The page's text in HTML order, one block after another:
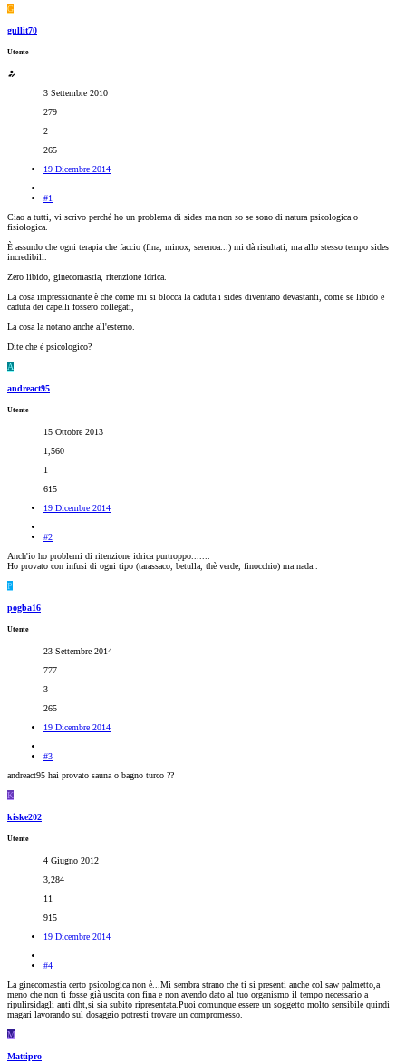
G
gullit70
Utente
3 Settembre 2010
279
2
265
19 Dicembre 2014
#1
Ciao a tutti, vi scrivo perché ho un problema di sides ma non so se sono di natura psicologica o
fisiologica.
È assurdo che ogni terapia che faccio (fina, minox, serenoa...) mi dà risultati, ma allo stesso tempo sides
incredibili.
Zero libido, ginecomastia, ritenzione idrica.
La cosa impressionante è che come mi si blocca la caduta i sides diventano devastanti, come se libido e
caduta dei capelli fossero collegati,
La cosa la notano anche all'esterno.
Dite che è psicologico?
A
andreact95
Utente
15 Ottobre 2013
1,560
1
615
19 Dicembre 2014
#2
Anch'io ho problemi di ritenzione idrica purtroppo.......
Ho provato con infusi di ogni tipo (tarassaco, betulla, thè verde, finocchio) ma nada..
P
pogba16
Utente
23 Settembre 2014
777
3
265
19 Dicembre 2014
#3
andreact95 hai provato sauna o bagno turco ??
K
kiske202
Utente
4 Giugno 2012
3,284
11
915
19 Dicembre 2014
#4
La ginecomastia certo psicologica non è...Mi sembra strano che ti si presenti anche col saw palmetto,a
meno che non ti fosse già uscita con fina e non avendo dato al tuo organismo il tempo necessario a
ripulirsidagli anti dht,si sia subito ripresentata.Puoi comunque essere un soggetto molto sensibile quindi
magari lavorando sul dosaggio potresti trovare un compromesso.
M
Mattipro